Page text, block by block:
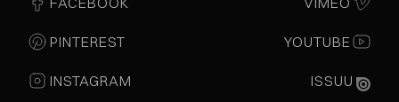
PINTEREST
INSTAGRAM
YOUTUBE
ISSUU